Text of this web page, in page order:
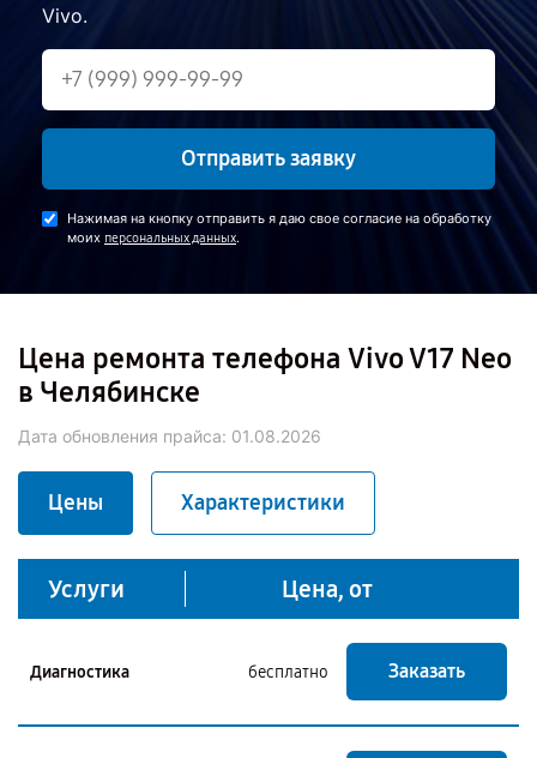
Vivo.
Отправить заявку
Нажимая на кнопку отправить я даю свое согласие на обработку
моих персональных данных.
Цена ремонта телефона Vivo V17 Neo
в Челябинске
Дата обновления прайса: 01.08.2026
Цены Характеристики
Услуги Цена, от
Диагностика бесплатно Заказать